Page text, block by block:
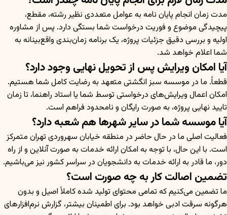
مدت زمان انجام پایان نامه به عوامل متعددی نظیر رشته، مقطع،
پیچیدگی موضوع و فوریت درخواست شما بستگی دارد. پس از مشاوره
اولیه و بررسی دقیق جزئیات پروژه، یک برنامه زمان‌بندی واقع‌بینانه به
شما اعلام خواهد شد.
آیا امکان ویرایش پس از تحویل نهایی وجود دارد؟
قطعاً. ما در موسسه سبز انگشتی متعهد به رضایت کامل شما هستیم.
امکان اعمال ویرایش‌های درخواستی توسط شما یا استاد راهنما، تا زمان
تایید نهایی پروژه، به صورت رایگان و نامحدود فراهم است.
آیا موسسه شما در سایر شهرها هم شعبه دارد؟
فعالیت اصلی ما در حال حاضر در منطقه خیابان سهروردی تهران متمرکز
است. با این حال، با توجه به امکان ارائه خدمات به صورت آنلاین و از راه
دور، ما قادر به ارائه خدمات به دانشجویان در سراسر کشور نیز می‌باشیم.
تضمین اصالت کار به چه صورت است؟
ما تضمین می‌کنیم که تمامی محتوای تولید شده کاملاً اصیل و بدون
هرگونه سرقت ادبی خواهد بود. برای اطمینان بیشتر، گزارش نرم‌افزارهای